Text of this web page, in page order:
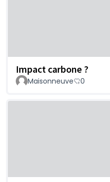
Impact carbone ?
Maisonneuve 0